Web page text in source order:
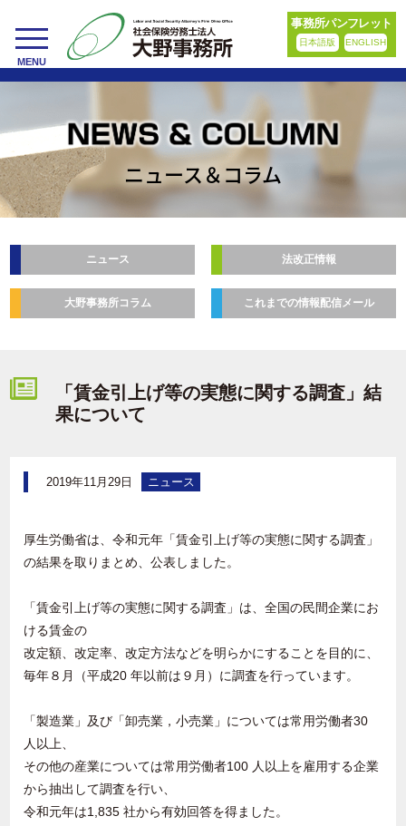
toggle
navigation
MENU
事務所パンフレット
日本語版 ENGLISH
ニュース＆コラム
ニュース 法改正情報
大野事務所コラム これまでの情報配信メール
「賃金引上げ等の実態に関する調査」結
果について
2019年11月29日 ニュース
厚生労働省は、令和元年「賃金引上げ等の実態に関する調査」
の結果を取りまとめ、公表しました。
「賃金引上げ等の実態に関する調査」は、全国の民間企業にお
ける賃金の
改定額、改定率、改定方法などを明らかにすることを目的に、
毎年８月（平成20 年以前は９月）に調査を行っています。
「製造業」及び「卸売業，小売業」については常用労働者30
人以上、
その他の産業については常用労働者100 人以上を雇用する企業
から抽出して調査を行い、
令和元年は1,835 社から有効回答を得ました。